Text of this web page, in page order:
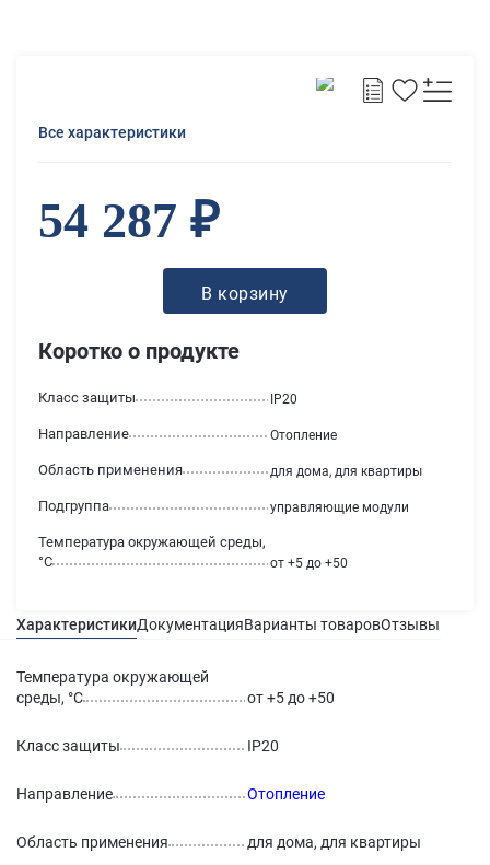
Коротко о продукте
Температура окружающей среды,
°С
от +5 до +50
Класс защиты IP20
Направление Отопление
Область применения для дома, для квартиры
Подгруппа управляющие модули
Все характеристики
54 287 ₽
В корзину
ХарактеристикиДокументацияВарианты товаровОтзывы
Температура окружающей
среды, °С
от +5 до +50
Класс защиты IP20
Направление Отопление
Область применения для дома, для квартиры